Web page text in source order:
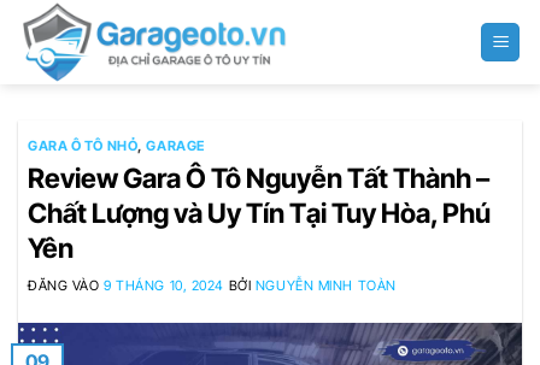
qua
GARA Ô TÔ NHỎ,GARAGE
Review Gara Ô Tô Nguyễn Tất Thành –
Chất Lượng và Uy Tín Tại Tuy Hòa, Phú
Yên
ĐĂNG VÀO9 THÁNG 10, 2024 BỞI NGUYỄN MINH TOÀN